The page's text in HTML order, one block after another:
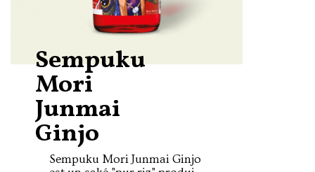
Sempuku
Mori
Junmai
Ginjo
Sempuku Mori Junmai Ginjo